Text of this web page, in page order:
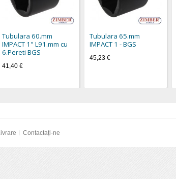
Tubulara 60.mm
IMPACT 1" L91.mm cu
6.Pereti BGS
41,40 €
Tubulara 65.mm
IMPACT 1 - BGS
45,23 €
Contactați-ne